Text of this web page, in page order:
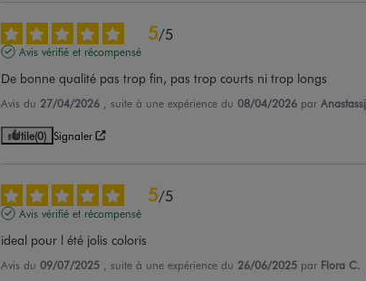
5/5
Avis vérifié et récompensé
De bonne qualité pas trop fin, pas trop courts ni trop longs
Avis du 27/04/2026 , suite à une expérience du 08/04/2026 par
Utile(0) Signaler
5/5
Avis vérifié et récompensé
ideal pour l été jolis coloris
Avis du 09/07/2025 , suite à une expérience du 26/06/2025 par Flora C.